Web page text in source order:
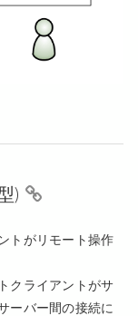
)
トがリモート操作
クライアントがサ
ーバー間の接続に